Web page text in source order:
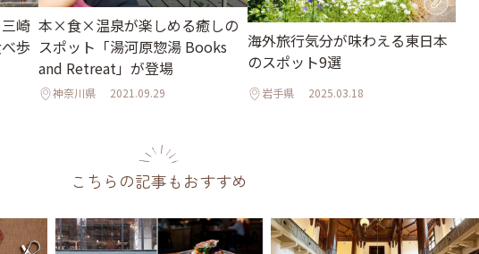
崎
歩
本×食×温泉が楽しめる癒しの
スポット「湯河原惣湯 Books
and Retreat」が登場
神奈川県 2021.09.29
海外旅行気分が味わえる東日本
のスポット9選
岩手県 2025.03.18
こちらの記事もおすすめ